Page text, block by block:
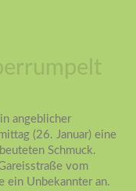
angeblicher
(26. Januar) eine
Schmuck.
vom
ein Unbekannter an.